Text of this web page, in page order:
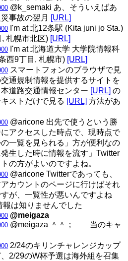
@k_semaki あ、そういえばあ
事故の翌月 [URL]
I'm at 北12条駅 (Kita juni jo Sta.)
札幌市北区) [URL]
I'm at 北海道大学 大学院情報科
西9丁目, 札幌市) [URL]
スマートフォンのブラウザで見
通規制情報を提供するサイトを
道路交通情報センター [URL] の
ストだけで見る [URL] 方法があ
@aricone 出先で使うという勝
アクセスした時点で、現時点で
一覧を見られる」方が便利なの
生した時に情報を流す」Twitter
の方がよいのですよね。
@aricone Twitterであっても、
カウントのページに行けばそれ
が、一覧性が悪いんですよね
報は知りませんでした
@meigaza
@meigaza ＾＾； 当のキャ
2/24のキリンチャレンジカップ
2/29のW杯予選は海外組を召集